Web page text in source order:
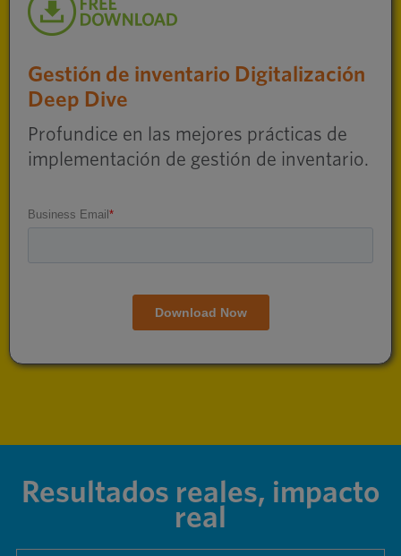
Gestión de inventario Digitalización
Deep Dive
Profundice en las mejores prácticas de
implementación de gestión de inventario.
Resultados reales, impacto
real